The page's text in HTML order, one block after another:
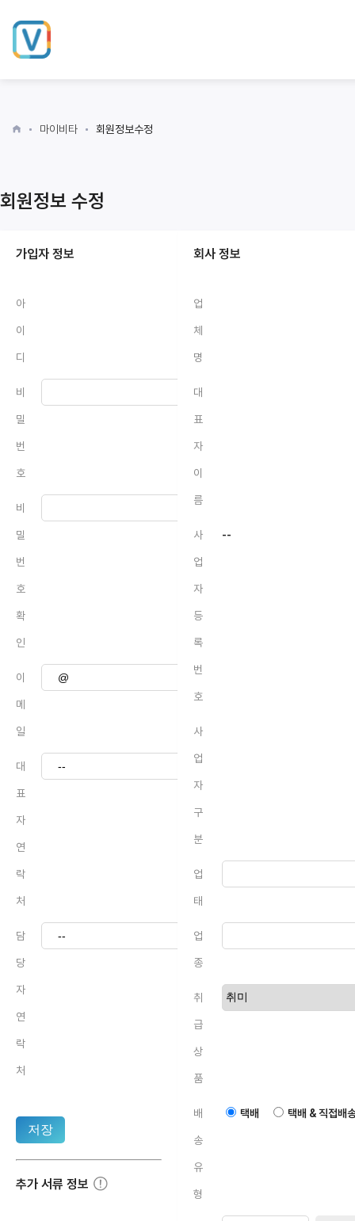
마이비타 회원정보수정
회원정보 수정
가입자 정보
아
이
디
비
밀
번
호
비
밀
번
호
확
인
이
메
일
대
표
자
연
락
처
담
당
자
연
락
처
저장
추가 서류 정보
회사 정보
업
체
명
대
표
자
이
름
사
업
자
등
록
번
호
--
사
업
자
구
분
업
태
업
종
취
급
상
품
배
송
유
형
택배 택배 & 직접배